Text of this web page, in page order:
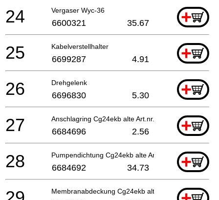
Vergaser Wyc-36 +
24 6600321 35.67
Kabelverstellhalter +
25 6699287 4.91
Drehgelenk +
26 6696830 5.30
Anschlagring Cg24ekb alte Art.nr. 489-25100-20
+
27 6684696 2.56
Pumpendichtung Cg24ekb alte Art.nr. 577-25292-20
+
28 6684692 34.73
Membranabdeckung Cg24ekb alte Art.nr.576-25100-